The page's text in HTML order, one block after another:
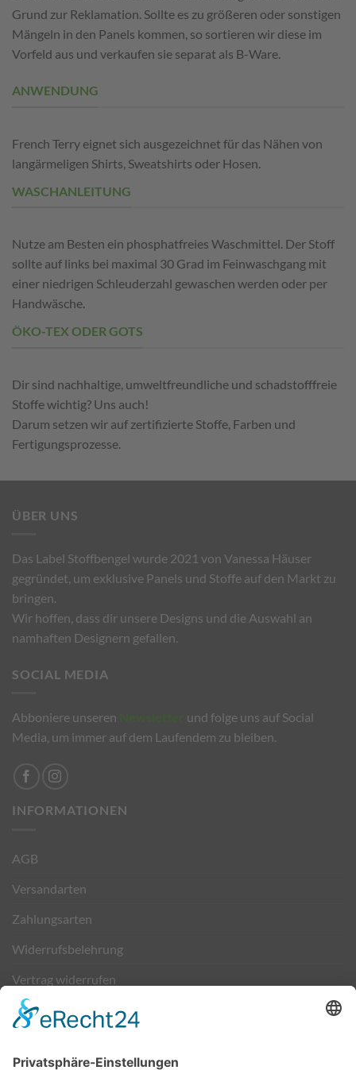
Grund zur Reklamation. Sollte es zu größeren oder sonstigen
Mängeln in den Panels kommen, so sortieren wir diese im
Vorfeld aus und verkaufen sie separat als B-Ware.
ANWENDUNG
French Terry eignet sich ausgezeichnet für das Nähen von
langärmeligen Shirts, Sweatshirts oder Hosen.
WASCHANLEITUNG
Nutze am Besten ein phosphatfreies Waschmittel. Der Stoff
sollte auf links bei maximal 30 Grad im Feinwaschgang mit
einer niedrigen Schleuderzahl gewaschen werden oder per
Handwäsche.
ÖKO-TEX ODER GOTS
Dir sind nachhaltige, umweltfreundliche und schadstofffreie
Stoffe wichtig? Uns auch!
Darum setzen wir auf zertifizierte Stoffe, Farben und
Fertigungsprozesse.
ÜBER UNS
Das Label Stoffbengel wurde 2021 von Vanessa Häuser
gegründet, um exklusive Panels und Stoffe auf den Markt zu
bringen.
Wir hoffen, dass dir unsere Designs und die Auswahl an
namhaften Designern gefallen.
SOCIAL MEDIA
Abboniere unseren
und folge uns auf Social
Media, um immer auf dem Laufendem zu bleiben.
INFORMATIONEN
AGB
Versandarten
Zahlungsarten
Widerrufsbelehrung
Vertrag widerrufen
Kontakt